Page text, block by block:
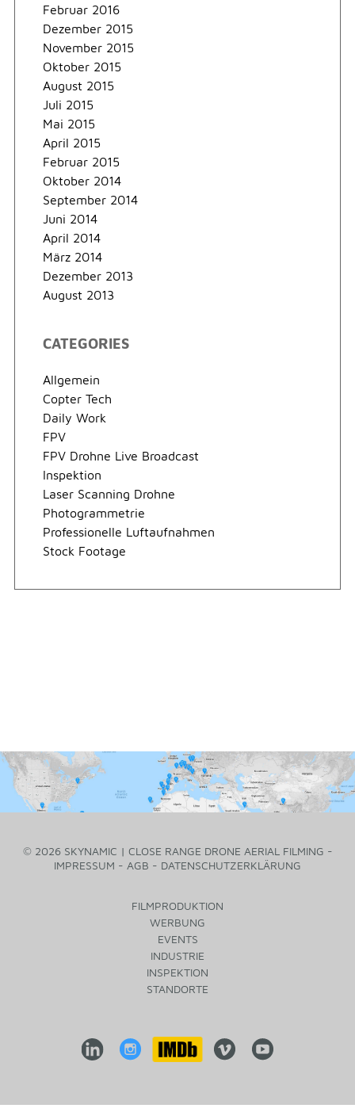
Februar 2016
Dezember 2015
November 2015
Oktober 2015
August 2015
Juli 2015
Mai 2015
April 2015
Februar 2015
Oktober 2014
September 2014
Juni 2014
April 2014
März 2014
Dezember 2013
August 2013
CATEGORIES
Allgemein
Copter Tech
Daily Work
FPV
FPV Drohne Live Broadcast
Inspektion
Laser Scanning Drohne
Photogrammetrie
Professionelle Luftaufnahmen
Stock Footage
© 2026 SKYNAMIC | CLOSE RANGE DRONE AERIAL FILMING -
IMPRESSUM - AGB - DATENSCHUTZERKLÄRUNG
FILMPRODUKTION
WERBUNG
EVENTS
INDUSTRIE
INSPEKTION
STANDORTE